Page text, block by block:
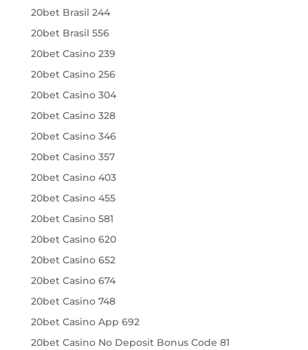
20bet Brasil 244
20bet Brasil 556
20bet Casino 239
20bet Casino 256
20bet Casino 304
20bet Casino 328
20bet Casino 346
20bet Casino 357
20bet Casino 403
20bet Casino 455
20bet Casino 581
20bet Casino 620
20bet Casino 652
20bet Casino 674
20bet Casino 748
20bet Casino App 692
20bet Casino No Deposit Bonus Code 81